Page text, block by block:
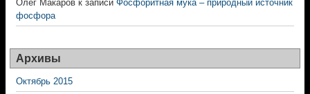
Олег Макаров к записи Фосфоритная мука – природный источник
фосфора
Архивы
Октябрь 2015